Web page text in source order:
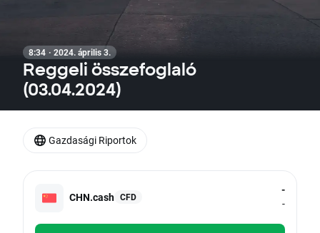
8:34 · 2024. április 3.
Reggeli összefoglaló
(03.04.2024)
CHN.cash CFD
-
-
Gazdasági Riportok